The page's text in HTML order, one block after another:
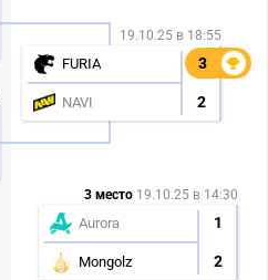
19.10.25 в 18:55
FURIA 3
3
NAVI 2
3 место 19.10.25 в 14:30
Aurora 1
Mongolz 2